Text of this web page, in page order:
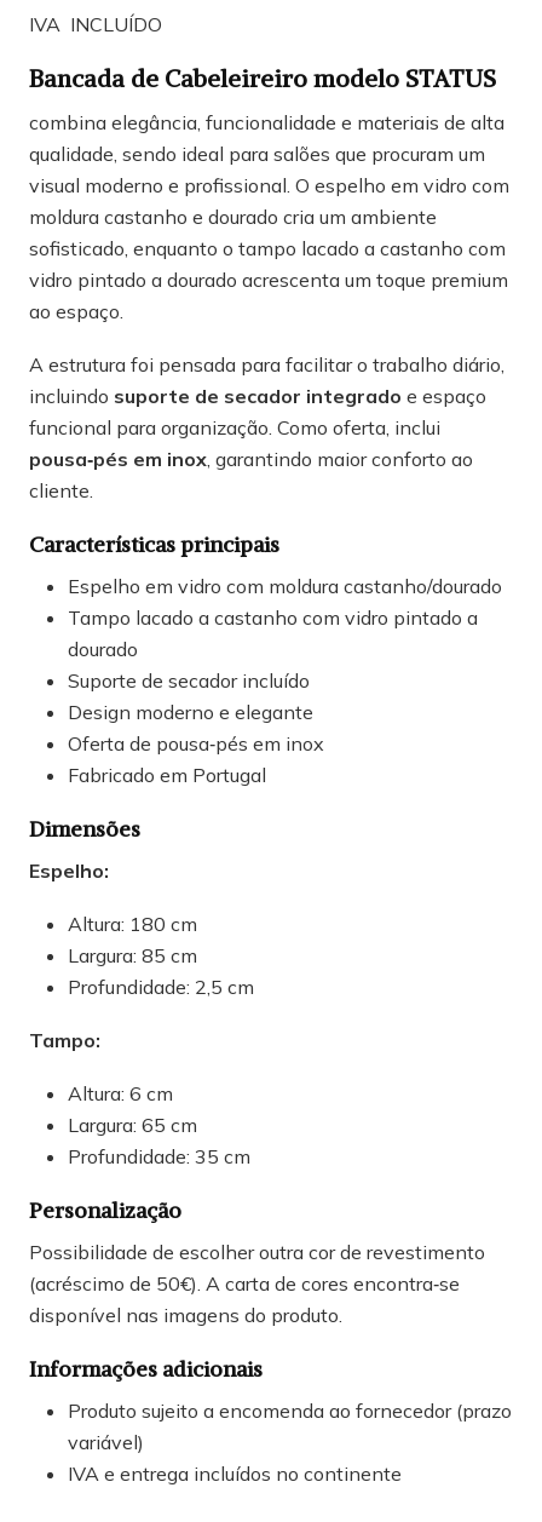
IVA INCLUÍDO
Bancada de Cabeleireiro modelo STATUS
combina elegância, funcionalidade e materiais de alta
qualidade, sendo ideal para salões que procuram um
visual moderno e profissional. O espelho em vidro com
moldura castanho e dourado cria um ambiente
sofisticado, enquanto o tampo lacado a castanho com
vidro pintado a dourado acrescenta um toque premium
ao espaço.
A estrutura foi pensada para facilitar o trabalho diário,
incluindo suporte de secador integrado e espaço
funcional para organização. Como oferta, inclui
pousa‑pés em inox, garantindo maior conforto ao
cliente.
Características principais
Espelho em vidro com moldura castanho/dourado
Tampo lacado a castanho com vidro pintado a
dourado
Suporte de secador incluído
Design moderno e elegante
Oferta de pousa‑pés em inox
Fabricado em Portugal
Dimensões
Espelho:
Altura: 180 cm
Largura: 85 cm
Profundidade: 2,5 cm
Tampo:
Altura: 6 cm
Largura: 65 cm
Profundidade: 35 cm
Personalização
Possibilidade de escolher outra cor de revestimento
(acréscimo de 50€). A carta de cores encontra‑se
disponível nas imagens do produto.
Informações adicionais
Produto sujeito a encomenda ao fornecedor (prazo
variável)
IVA e entrega incluídos no continente